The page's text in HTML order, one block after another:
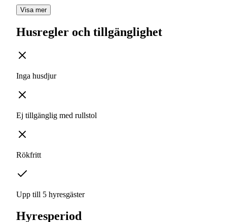
Visa mer
Husregler och tillgänglighet
Inga husdjur
Ej tillgänglig med rullstol
Rökfritt
Upp till 5 hyresgäster
Hyresperiod